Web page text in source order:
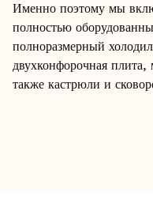
Именно поэтому мы
полностью
полноразмерный
двухконфорочная
также кастрюли и